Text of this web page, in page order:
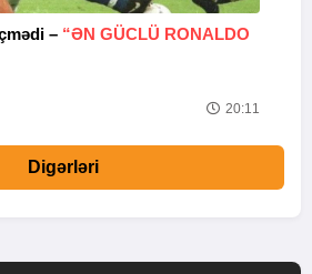
– “ƏN GÜCLÜ RONALDO
20:11
Digərləri